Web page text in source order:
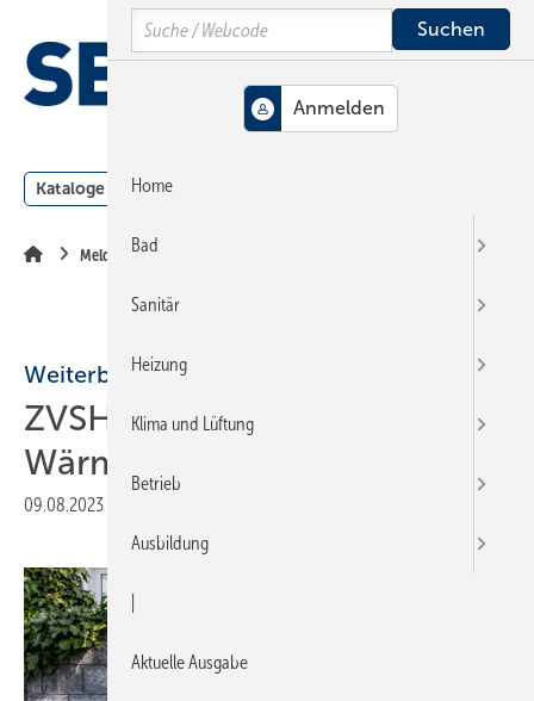
Hauptinhalt
Hauptmenü
SiteSearch
Kataloge Meldungen
Meldungen
Weiterbildung
ZVSHK-Schulung: Fit für
Wärmepumpenanlagen
09.08.2023
Search
Home
Bad
Sanitär
Heizung
Klima und Lüftung
Betrieb
Ausbildung
Aktuelle Ausgabe